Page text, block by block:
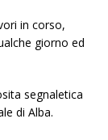
in corso,
giorno ed
segnaletica
di Alba.